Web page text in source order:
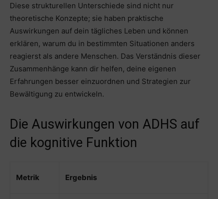
Diese strukturellen Unterschiede sind nicht nur
theoretische Konzepte; sie haben praktische
Auswirkungen auf dein tägliches Leben und können
erklären, warum du in bestimmten Situationen anders
reagierst als andere Menschen. Das Verständnis dieser
Zusammenhänge kann dir helfen, deine eigenen
Erfahrungen besser einzuordnen und Strategien zur
Bewältigung zu entwickeln.
Die Auswirkungen von ADHS auf
die kognitive Funktion
Metrik Ergebnis